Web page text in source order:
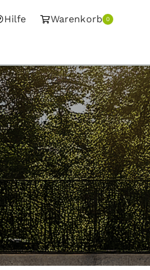
Hilfe Warenkorb 0